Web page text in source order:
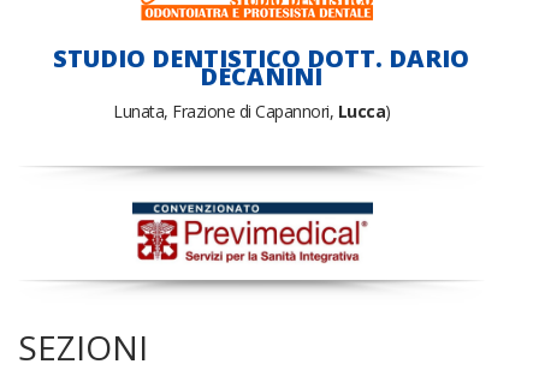
STUDIO DENTISTICO DOTT. DARIO
DECANINI
Lunata, Frazione di Capannori, Lucca)
SEZIONI